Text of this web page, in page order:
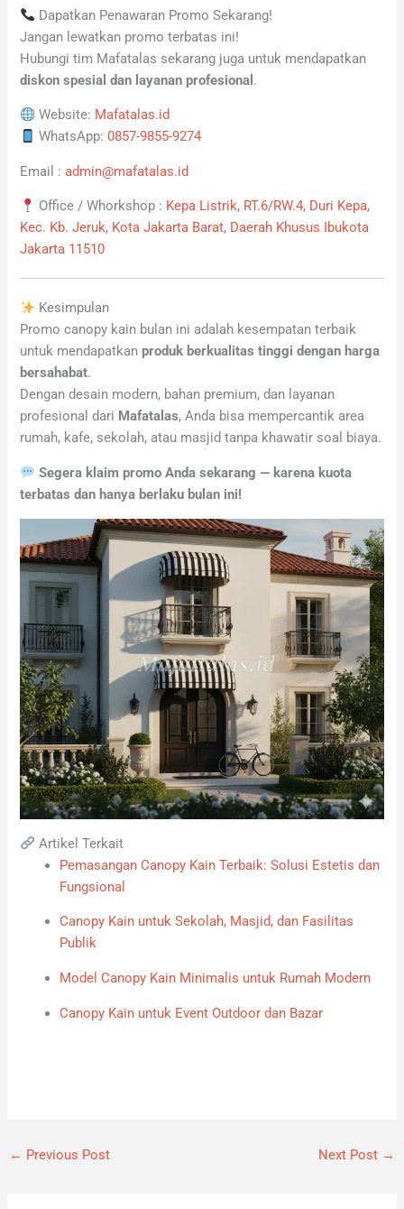
Dapatkan Penawaran Promo Sekarang!
Jangan lewatkan promo terbatas ini!
Hubungi tim Mafatalas sekarang juga untuk mendapatkan
diskon spesial dan layanan profesional .
Website: Mafatalas.id
WhatsApp:0857-9855-9274
Email :admin@mafatalas.id
Office / Whorkshop : Kepa Listrik, RT.6/RW.4, Duri Kepa,
Kec. Kb. Jeruk, Kota Jakarta Barat, Daerah Khusus Ibukota
Jakarta 11510
Kesimpulan
Promo canopy kain bulan ini adalah kesempatan terbaik
untuk mendapatkanproduk berkualitas tinggi dengan harga
bersahabat.
Dengan desain modern, bahan premium, dan layanan
profesional dari Mafatalas, Anda bisa mempercantik area
rumah, kafe, sekolah, atau masjid tanpa khawatir soal biaya.
Segera klaim promo Anda sekarang — karena kuota
terbatas dan hanya berlaku bulan ini!
Artikel Terkait
Pemasangan Canopy Kain Terbaik: Solusi Estetis dan
Fungsional
Canopy Kain untuk Sekolah, Masjid, dan Fasilitas
Publik
Model Canopy Kain Minimalis untuk Rumah Modern
Canopy Kain untuk Event Outdoor dan Bazar
← Previous Post Next Post →